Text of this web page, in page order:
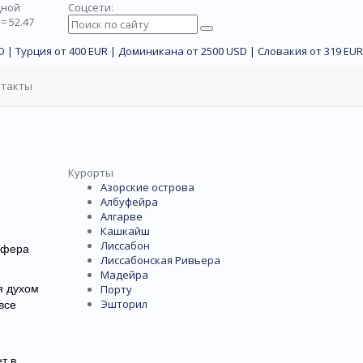
52.47
Соцсети:
| Турция от 400 EUR | Доминикана от 2500 USD | Словакия от 319 EUR
духом
Курорты
Азорские острова
Албуфейра
Алгарве
Кашкайш
Лиссабон
Лиссабонская Ривьера
Мадейра
Порту
Эшторил